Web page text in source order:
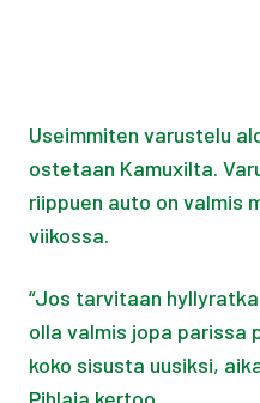
Useimmiten varustelu
ostetaan Kamuxilta.
riippuen auto on valmis
viikossa.
“Jos tarvitaan
olla valmis jopa parissa
koko sisusta uusiksi,